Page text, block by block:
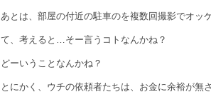
あとは、部屋の付近の駐車のを複数回撮影でオッ
て、考えると…そー言うコトなんかね？
どーいうことなんかね？
とにかく、ウチの依頼者たちは、お金に余裕が無